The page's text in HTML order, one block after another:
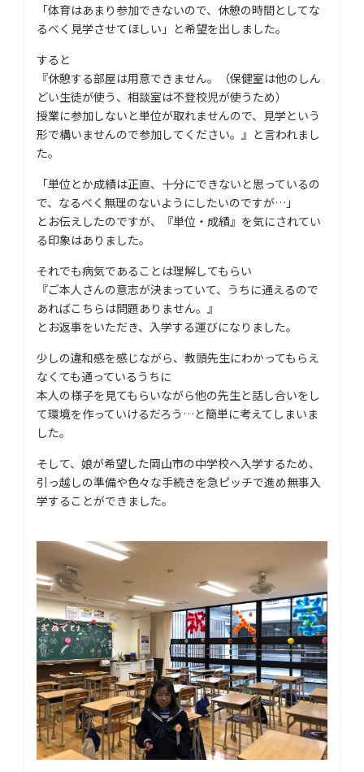
「体育はあまり参加できないので、休憩の時間としてな
るべく見学させてほしい」と希望を出しました。
すると
『休憩する部屋は用意できません。（保健室は他のしん
どい生徒が使う、相談室は不登校児が使うため）
授業に参加しないと単位が取れませんので、見学という
形で構いませんので参加してください。』と言われまし
た。
「単位とか成績は正直、十分にできないと思っているの
で、なるべく無理のないようにしたいのですが…」
とお伝えしたのですが、『単位・成績』を気にされてい
る印象はありました。
それでも病気であることは理解してもらい
『ご本人さんの意志が決まっていて、うちに通えるので
あればこちらは問題ありません。』
とお返事をいただき、入学する運びになりました。
少しの違和感を感じながら、教頭先生にわかってもらえ
なくても通っているうちに
本人の様子を見てもらいながら他の先生と話し合いをし
て環境を作っていけるだろう…と簡単に考えてしまいま
した。
そして、娘が希望した岡山市の中学校へ入学するため、
引っ越しの準備や色々な手続きを急ピッチで進め無事入
学することができました。